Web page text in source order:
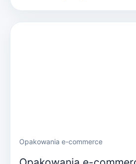
Opakowania e-commerce